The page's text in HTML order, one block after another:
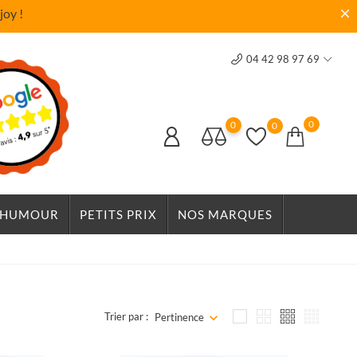
!
04 42 98 97 69
0 0 0
HUMOUR PETITS PRIX NOS MARQUES
Trier par : Pertinence